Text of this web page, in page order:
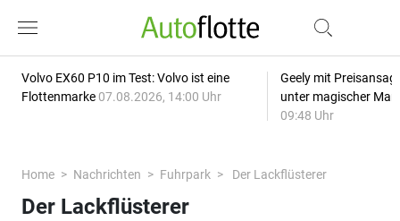
Volvo EX60 P10 im Test: Volvo ist eine
Flottenmarke 07.08.2026, 14:00 Uhr
Geely mit
unter magischer
09:48 Uhr
Home Nachrichten Fuhrpark Der Lackflüsterer
Der Lackflüsterer